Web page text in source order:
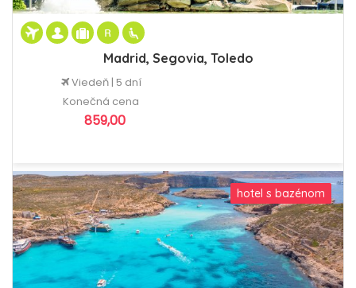
Madrid, Segovia, Toledo
Viedeň | 5 dní
Konečná cena
859,00
hotel s bazénom